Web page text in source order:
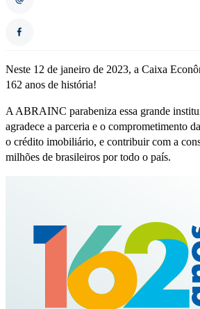
Neste 12 de janeiro de 2023, a Caixa
162 anos de história!
A ABRAINC parabeniza essa grande
agradece a parceria e o comprometimento
o crédito imobiliário, e contribuir com a
milhões de brasileiros por todo o país.